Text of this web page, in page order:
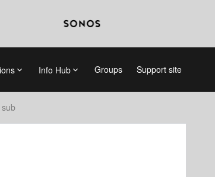
Info Hub Groups Support site